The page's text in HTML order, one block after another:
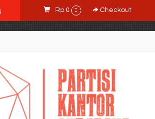
/>
Rp 0 0 Checkout